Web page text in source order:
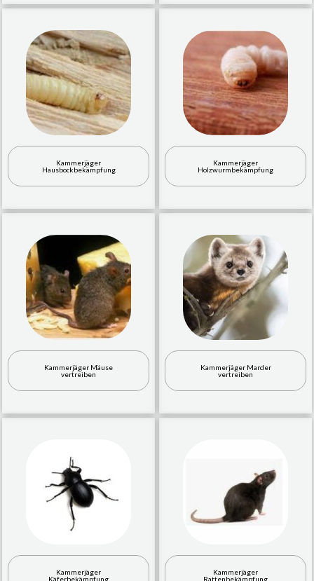
Kammerjäger
Hausbockbekämpfung
Kammerjäger
Holzwurmbekämpfung
Kammerjäger Mäuse
vertreiben
Kammerjäger Marder
vertreiben
Kammerjäger
Käferbekämpfung
Kammerjäger
Rattenbekämpfung